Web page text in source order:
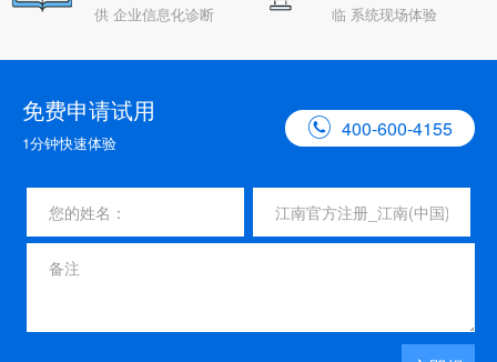
供 企业信息化诊断
临 系统现场体验
免费申请试用
1分钟快速体验
 400-600-4155